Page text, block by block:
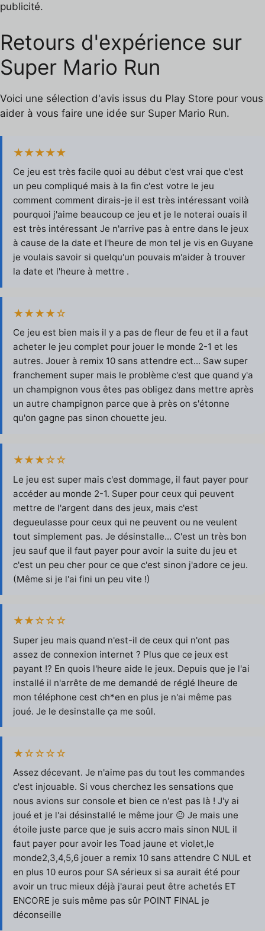
publicité.
Retours d'expérience sur
Super Mario Run
Voici une sélection d'avis issus du Play Store pour vous
aider à vous faire une idée sur Super Mario Run.
★★★★★
Ce jeu est très facile quoi au début c'est vrai que c'est
un peu compliqué mais à la fin c'est votre le jeu
comment comment dirais-je il est très intéressant voilà
pourquoi j'aime beaucoup ce jeu et je le noterai ouais il
est très intéressant Je n'arrive pas à entre dans le jeux
à cause de la date et l'heure de mon tel je vis en Guyane
je voulais savoir si quelqu'un pouvais m'aider à trouver
la date et l'heure à mettre .
★★★★☆
Ce jeu est bien mais il y a pas de fleur de feu et il a faut
acheter le jeu complet pour jouer le monde 2-1 et les
autres. Jouer à remix 10 sans attendre ect... Saw super
franchement super mais le problème c'est que quand y'a
un champignon vous êtes pas obligez dans mettre après
un autre champignon parce que à près on s'étonne
qu'on gagne pas sinon chouette jeu.
★★★☆☆
Le jeu est super mais c'est dommage, il faut payer pour
accéder au monde 2-1. Super pour ceux qui peuvent
mettre de l'argent dans des jeux, mais c'est
degueulasse pour ceux qui ne peuvent ou ne veulent
tout simplement pas. Je désinstalle... C'est un très bon
jeu sauf que il faut payer pour avoir la suite du jeu et
c'est un peu cher pour ce que c'est sinon j'adore ce jeu.
(Même si je l'ai fini un peu vite !)
★★☆☆☆
Super jeu mais quand n'est-il de ceux qui n'ont pas
assez de connexion internet ? Plus que ce jeux est
payant !? En quois l'heure aide le jeux. Depuis que je l'ai
installé il n'arrête de me demandé de réglé lheure de
mon téléphone cest ch*en en plus je n'ai même pas
joué. Je le desinstalle ça me soûl.
★☆☆☆☆
Assez décevant. Je n'aime pas du tout les commandes
c'est injouable. Si vous cherchez les sensations que
nous avions sur console et bien ce n'est pas là ! J'y ai
joué et je l'ai désinstallé le même jour 😐 Je mais une
étoile juste parce que je suis accro mais sinon NUL il
faut payer pour avoir les Toad jaune et violet,le
monde2,3,4,5,6 jouer a remix 10 sans attendre C NUL et
en plus 10 euros pour SA sérieux si sa aurait été pour
avoir un truc mieux déjà j'aurai peut être achetés ET
ENCORE je suis même pas sûr POINT FINAL je
déconseille